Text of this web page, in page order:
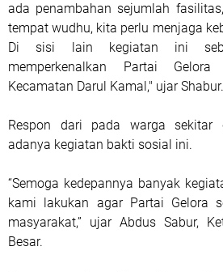
ada penambahan sejumlah
tempat wudhu, kita perlu menjaga
Di sisi lain kegiatan ini
memperkenalkan Partai
Kecamatan Darul Kamal," ujar Shabur.
Respon dari pada warga sekitar
adanya kegiatan bakti sosial ini.
“Semoga kedepannya banyak
kami lakukan agar Partai Gelora
masyarakat,” ujar Abdus Sabur,
Besar.